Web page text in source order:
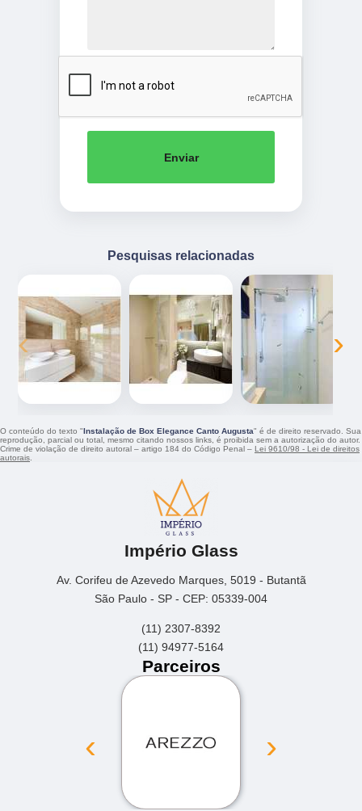
Enviar
Pesquisas relacionadas
‹ ›
O conteúdo do texto "Instalação de Box Elegance Canto Augusta" é de direito reservado. Sua
reprodução, parcial ou total, mesmo citando nossos links, é proibida sem a autorização do autor.
Crime de violação de direito autoral – artigo 184 do Código Penal – Lei 9610/98 - Lei de direitos
autorais
Império Glass
Av. Corifeu de Azevedo Marques, 5019 - Butantã
São Paulo - SP - CEP: 05339-004
(11) 2307-8392
(11) 94977-5164
Parceiros
‹ ›